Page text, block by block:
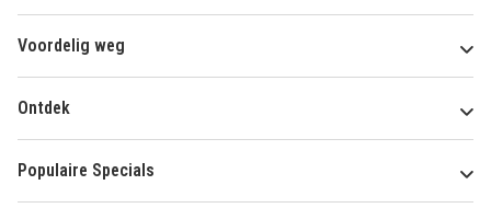
Voordelig weg
Ontdek
Populaire Specials